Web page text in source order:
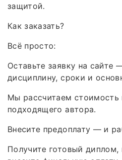
защитой.
Как заказать?
Всё просто:
Оставьте заявку на сайте
дисциплину, сроки и
Мы рассчитаем
подходящего автора.
Внесите предоплату — и
Получите готовый диплом,